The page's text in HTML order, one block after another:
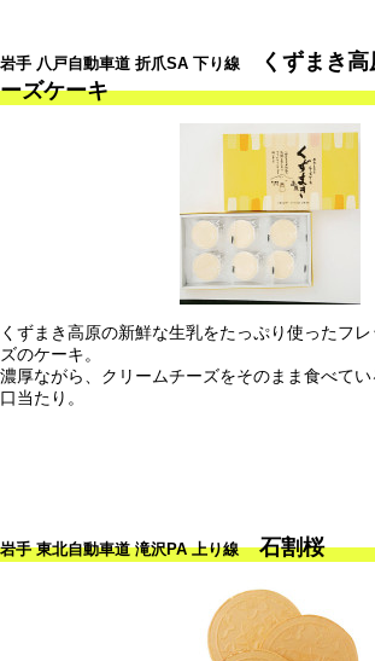
岩手 八戸自動車道 折爪SA 下り線
くずまき
ーズケーキ
くずまき高原の新鮮な生乳をたっぷり使ったフ
ズのケーキ。
濃厚ながら、クリームチーズをそのまま食べて
口当たり。
岩手 東北自動車道 滝沢PA 上り線石割桜